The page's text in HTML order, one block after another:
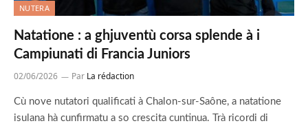
NUTERA
Natatione : a ghjuventù corsa splende à i
Campiunati di Francia Juniors
02/06/2026 Par La rédaction
Cù nove nutatori qualificati à Chalon-sur-Saône, a natatione
isulana hà cunfirmatu a so crescita cuntinua. Trà ricordi di